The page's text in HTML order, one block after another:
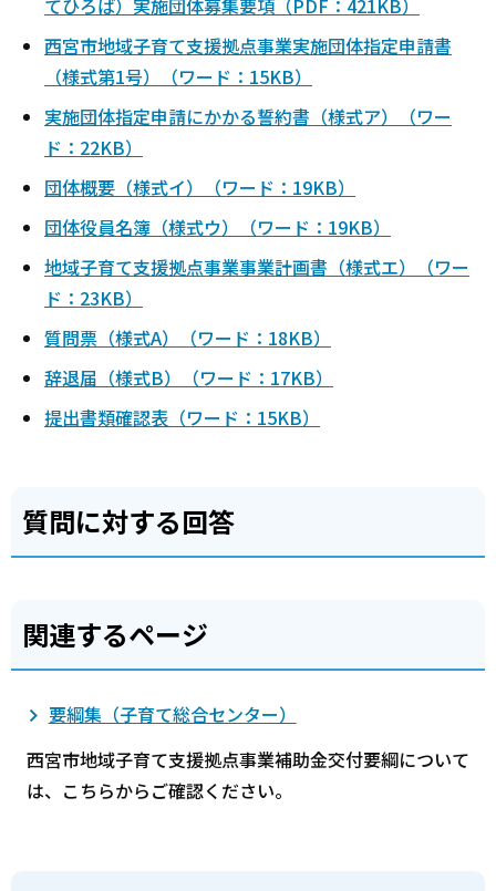
西宮市地域子育て支援拠点事業実施団体指定申請書
（様式第1号）（ワード：15KB）
実施団体指定申請にかかる誓約書（様式ア）（ワー
ド：22KB）
団体概要（様式イ）（ワード：19KB）
団体役員名簿（様式ウ）（ワード：19KB）
地域子育て支援拠点事業事業計画書（様式エ）（ワー
ド：23KB）
質問票（様式A）（ワード：18KB）
辞退届（様式B）（ワード：17KB）
提出書類確認表（ワード：15KB）
質問に対する回答
関連するページ
要綱集（子育て総合センター）
西宮市地域子育て支援拠点事業補助金交付要綱について
は、こちらからご確認ください。